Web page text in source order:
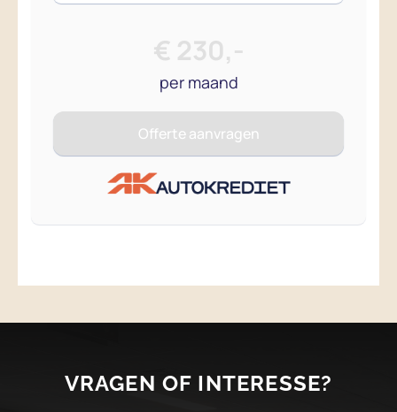
VRAGEN OF INTERESSE?